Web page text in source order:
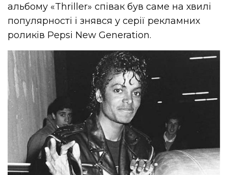
альбому «Thriller» співак був саме на хвилі
популярності і знявся у серії рекламних
роликів Pepsi New Generation.